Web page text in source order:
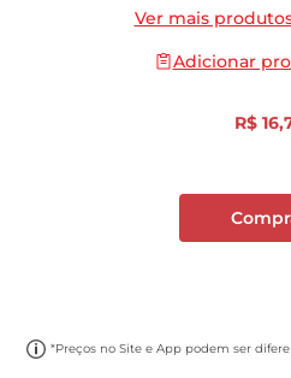
Ver mais
Adicionar
R$ 16,
*Preços no Site e App podem ser